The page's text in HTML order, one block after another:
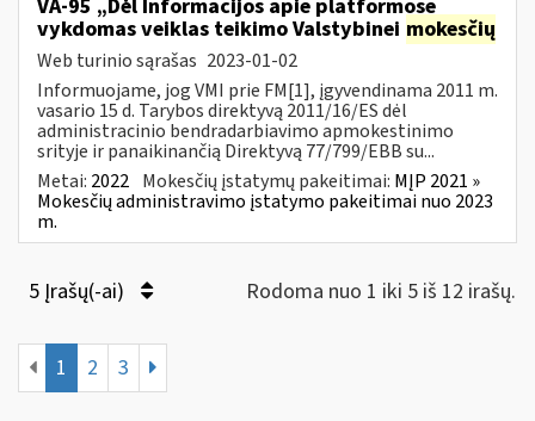
VA-95 „Dėl Informacijos apie platformose
vykdomas veiklas teikimo Valstybinei mokesčių
Web turinio sąrašas 2023-01-02
Informuojame, jog VMI prie FM[1], įgyvendinama 2011 m.
vasario 15 d. Tarybos direktyvą 2011/16/ES dėl
administracinio bendradarbiavimo apmokestinimo
srityje ir panaikinančią Direktyvą 77/799/EBB su...
Metai: 2022 Mokesčių įstatymų pakeitimai: MĮP 2021 »
Mokesčių administravimo įstatymo pakeitimai nuo 2023
m.
5 Įrašų(-ai) Rodoma nuo 1 iki 5 iš 12 irašų.
1 2 3